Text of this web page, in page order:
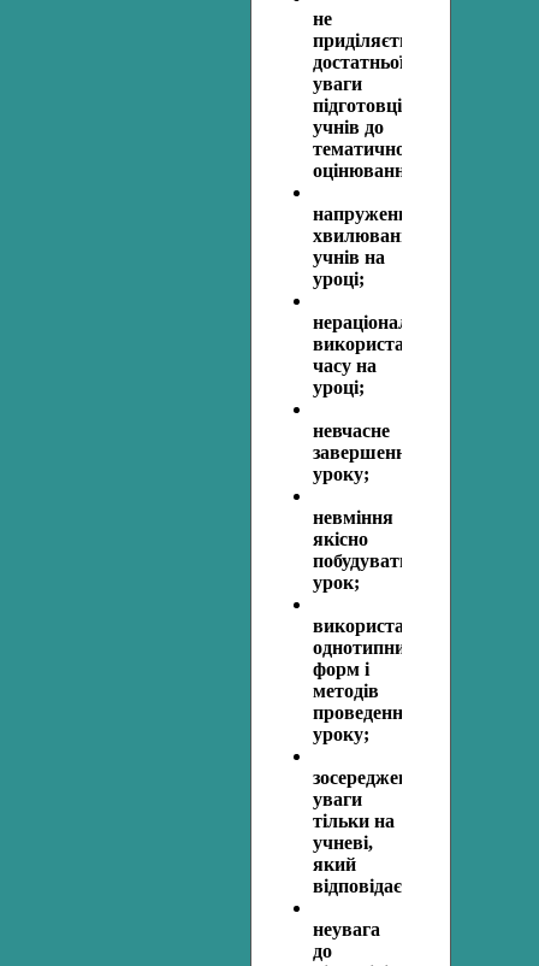
не
приділяється
достатньої
уваги
підготовці
учнів до
тематичного
оцінювання;
напруження,
хвилювання
учнів на
уроці;
нераціональне
використання
часу на
уроці;
невчасне
завершення
уроку;
невміння
якісно
побудувати
урок;
використання
однотипних
форм і
методів
проведення
уроку;
зосередження
уваги
тільки на
учневі,
який
відповідає;
неувага
до